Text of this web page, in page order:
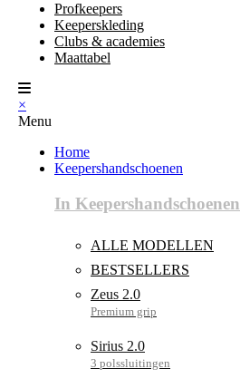
Profkeepers
Keeperskleding
Clubs & academies
Maattabel
×
Menu
Home
Keepershandschoenen
In Keepershandschoenen
ALLE MODELLEN
BESTSELLERS
Zeus 2.0
Sirius 2.0